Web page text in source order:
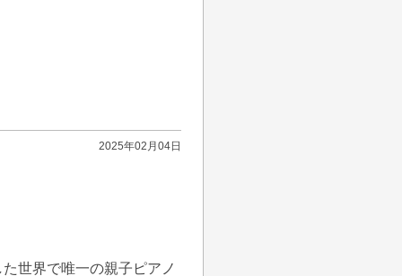
2025年02月04日
世界で唯一の親子ピアノ